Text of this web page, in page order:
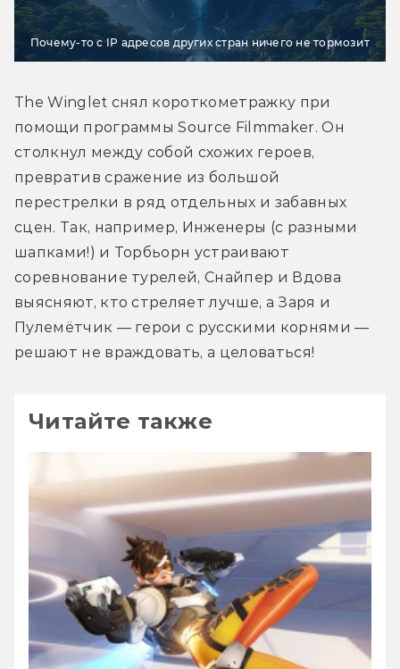
Почему-то с IP адресов других стран ничего не тормозит
The Winglet снял короткометражку при
помощи программы Source Filmmaker. Он
столкнул между собой схожих героев,
превратив сражение из большой
перестрелки в ряд отдельных и забавных
сцен. Так, например, Инженеры (с разными
шапками!) и Торбьорн устраивают
соревнование турелей, Снайпер и Вдова
выясняют, кто стреляет лучше, а Заря и
Пулемётчик — герои с русскими корнями —
решают не враждовать, а целоваться!
Читайте также